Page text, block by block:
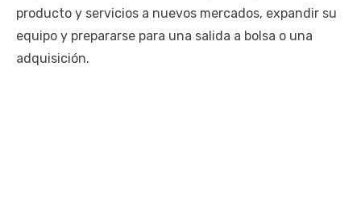
producto y servicios a nuevos mercados, expandir su
equipo y prepararse para una salida a bolsa o una
adquisición.